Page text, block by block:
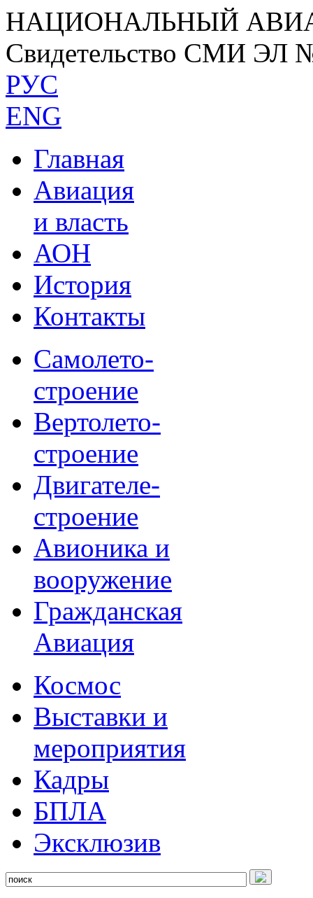
НАЦИОНАЛЬНЫЙ
Свидетельство СМИ ЭЛ
РУС
ENG
Главная
Авиация
и власть
АОН
История
Контакты
Самолето-
строение
Вертолето-
строение
Двигателе-
строение
Авионика и
вооружение
Гражданская
Авиация
Космос
Выставки и
мероприятия
Кадры
БПЛА
Эксклюзив